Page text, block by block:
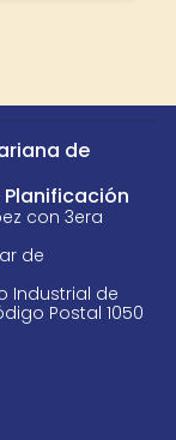
de
Planificación
con 3era
de
Industrial de
Postal 1050